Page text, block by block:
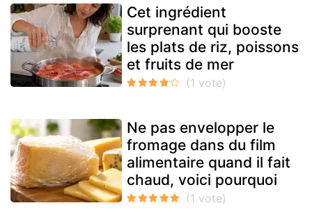
Cet ingrédient
surprenant qui booste
les plats de riz, poissons
et fruits de mer
Ne pas envelopper le
fromage dans du film
alimentaire quand il fait
chaud, voici pourquoi